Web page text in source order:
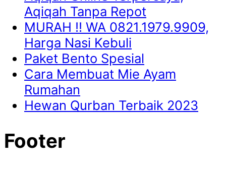
Aqiqah Tanpa Repot
MURAH !! WA 0821.1979.9909,
Harga Nasi Kebuli
Paket Bento Spesial
Cara Membuat Mie Ayam
Rumahan
Hewan Qurban Terbaik 2023
Footer